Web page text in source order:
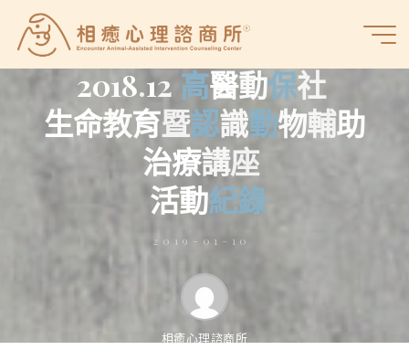
content
癒
心
理
諮
活動紀錄
2018.12 高醫動保社
生命教育暨認識動物輔助
治療講座
活動紀錄
2019-01-10
相癒心理諮商所